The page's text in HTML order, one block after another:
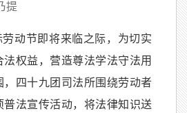
提
劳动节即将来临之际，为切实
权益，营造尊法学法守法用
，四十九团司法所围绕劳动者
普法宣传活动，将法律知识送